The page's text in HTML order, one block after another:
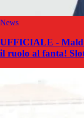
News
UFFICIALE -
il ruolo al fanta!